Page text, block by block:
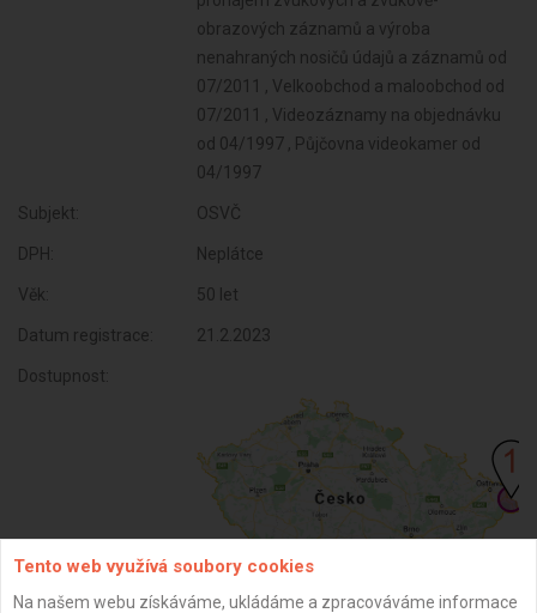
obrazových záznamů a výroba
nenahraných nosičů údajů a záznamů od
07/2011 , Velkoobchod a maloobchod od
07/2011 , Videozáznamy na objednávku
od 04/1997 , Půjčovna videokamer od
04/1997
Subjekt: OSVČ
DPH: Neplátce
Věk: 50 let
Datum registrace: 21.2.2023
Dostupnost:
Tento web využívá soubory cookies
Na našem webu získáváme, ukládáme a zpracováváme informace